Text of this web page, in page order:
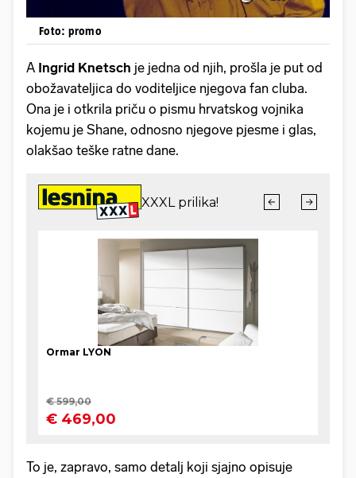
Foto: promo
A Ingrid Knetsch je jedna od njih, prošla je put od
obožavateljica do voditeljice njegova fan cluba.
Ona je i otkrila priču o pismu hrvatskog vojnika
kojemu je Shane, odnosno njegove pjesme i glas,
olakšao teške ratne dane.
To je, zapravo, samo detalj koji sjajno opisuje